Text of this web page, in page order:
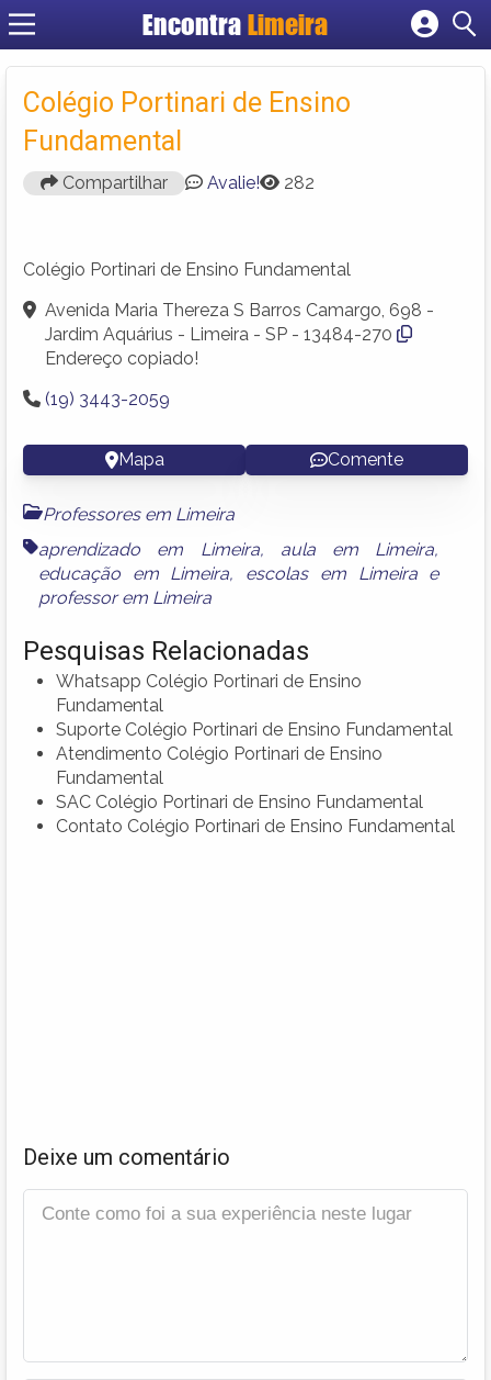
Encontra Limeira
Cadastrar empresa
Criar conta
Colégio Portinari de Ensino
Fundamental
Compartilhar Avalie! 282
Colégio Portinari de Ensino Fundamental
Avenida Maria Thereza S Barros Camargo, 698 -
Jardim Aquárius - Limeira - SP - 13484-270
Endereço copiado!
(19) 3443-2059
Mapa Comente
Professores em Limeira
aprendizado em Limeira, aula em Limeira,
educação em Limeira, escolas em Limeirae
professor em Limeira
Pesquisas Relacionadas
Whatsapp Colégio Portinari de Ensino
Fundamental
Suporte Colégio Portinari de Ensino Fundamental
Atendimento Colégio Portinari de Ensino
Fundamental
SAC Colégio Portinari de Ensino Fundamental
Contato Colégio Portinari de Ensino Fundamental
Deixe um comentário